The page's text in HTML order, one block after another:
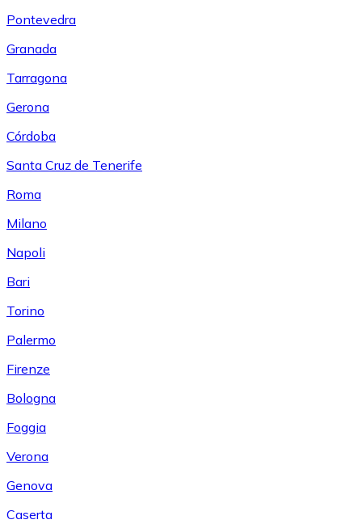
Pontevedra
Granada
Tarragona
Gerona
Córdoba
Santa Cruz de Tenerife
Roma
Milano
Napoli
Bari
Torino
Palermo
Firenze
Bologna
Foggia
Verona
Genova
Caserta